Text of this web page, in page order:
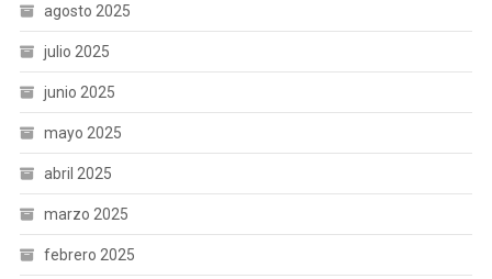
agosto 2025
julio 2025
junio 2025
mayo 2025
abril 2025
marzo 2025
febrero 2025